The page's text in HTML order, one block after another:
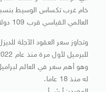
العالمي القياسي قرب 109 دولارات أمريكية.
وهو أهم سعر في العالم
له منذ 18 عاما.